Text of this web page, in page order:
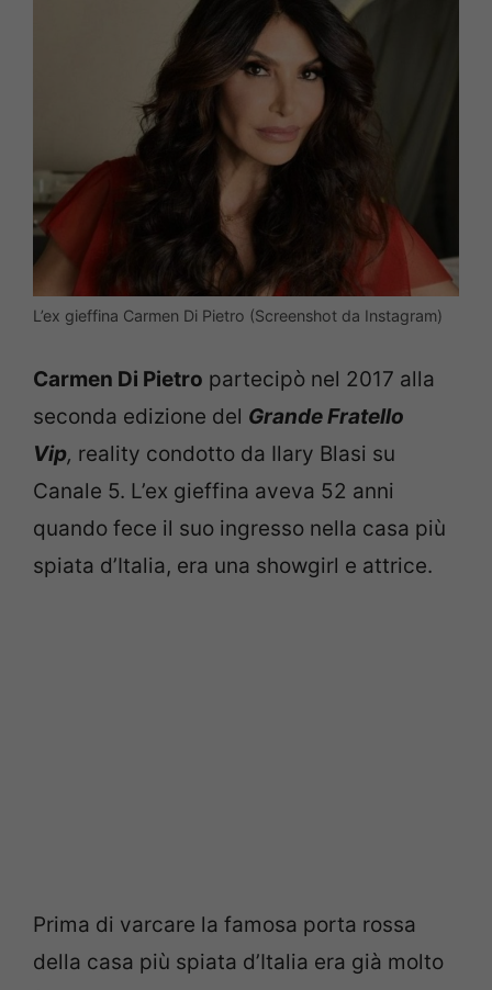
L’ex gieffina Carmen Di Pietro (Screenshot da Instagram)
Carmen Di Pietro partecipò nel 2017 alla
seconda edizione del Grande Fratello
Vip, reality condotto da Ilary Blasi su
Canale 5. L’ex gieffina aveva 52 anni
quando fece il suo ingresso nella casa più
spiata d’Italia, era una showgirl e attrice.
Prima di varcare la famosa porta rossa
della casa più spiata d’Italia era già molto